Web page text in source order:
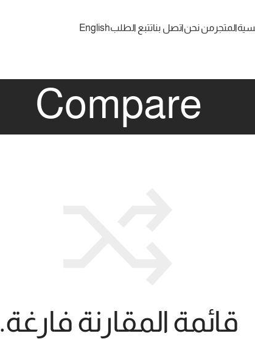
المتجر من نحناتصل بناتتبع الطلبEnglish
Compare
قائمة المقارنة فارغة.